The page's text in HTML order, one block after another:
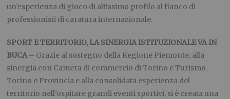
un’esperienza di gioco di altissimo profilo al fianco di
professionisti di caratura internazionale.
SPORT E TERRITORIO, LA SINERGIA ISTITUZIONALE VA IN
BUCA – Grazie al sostegno della Regione Piemonte, alla
sinergia con Camera di commercio di Torino e Turismo
Torino e Provincia e alla consolidata esperienza del
territorio nell’ospitare grandi eventi sportivi, si è creata una